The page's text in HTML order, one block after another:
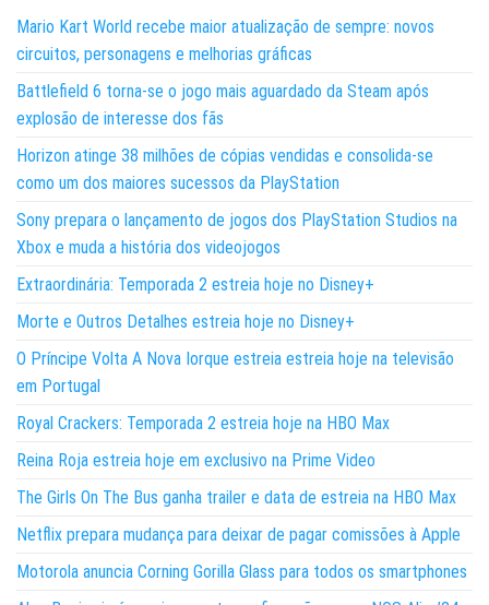
Mario Kart World recebe maior atualização de sempre: novos
circuitos, personagens e melhorias gráficas
Battlefield 6 torna-se o jogo mais aguardado da Steam após
explosão de interesse dos fãs
Horizon atinge 38 milhões de cópias vendidas e consolida-se
como um dos maiores sucessos da PlayStation
Sony prepara o lançamento de jogos dos PlayStation Studios na
Xbox e muda a história dos videojogos
Extraordinária: Temporada 2 estreia hoje no Disney+
Morte e Outros Detalhes estreia hoje no Disney+
O Príncipe Volta A Nova Iorque estreia estreia hoje na televisão
em Portugal
Royal Crackers: Temporada 2 estreia hoje na HBO Max
Reina Roja estreia hoje em exclusivo na Prime Video
The Girls On The Bus ganha trailer e data de estreia na HBO Max
Netflix prepara mudança para deixar de pagar comissões à Apple
Motorola anuncia Corning Gorilla Glass para todos os smartphones